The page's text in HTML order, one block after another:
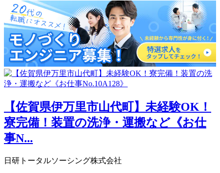
【佐賀県伊万里市山代町】未経験OK！
寮完備！装置の洗浄・運搬など《お仕
事N...
日研トータルソーシング株式会社